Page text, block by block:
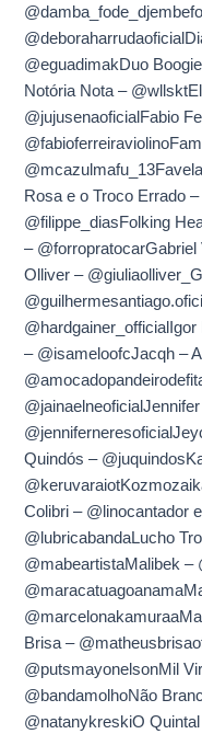
@eguadimakDuo
Notória Nota –
@jujusenaoficialFabio
Rosa e o Troco Errado
@filippe_diasFolking
–
Olliver –
– @isameloofcJacqh –
Quindós –
Colibri – @linocantador
@lubricabandaLucho
@mabeartistaMalibek –
Brisa –
@putsmayonelsonMil
@bandamolhoNão
@natanykreskiO